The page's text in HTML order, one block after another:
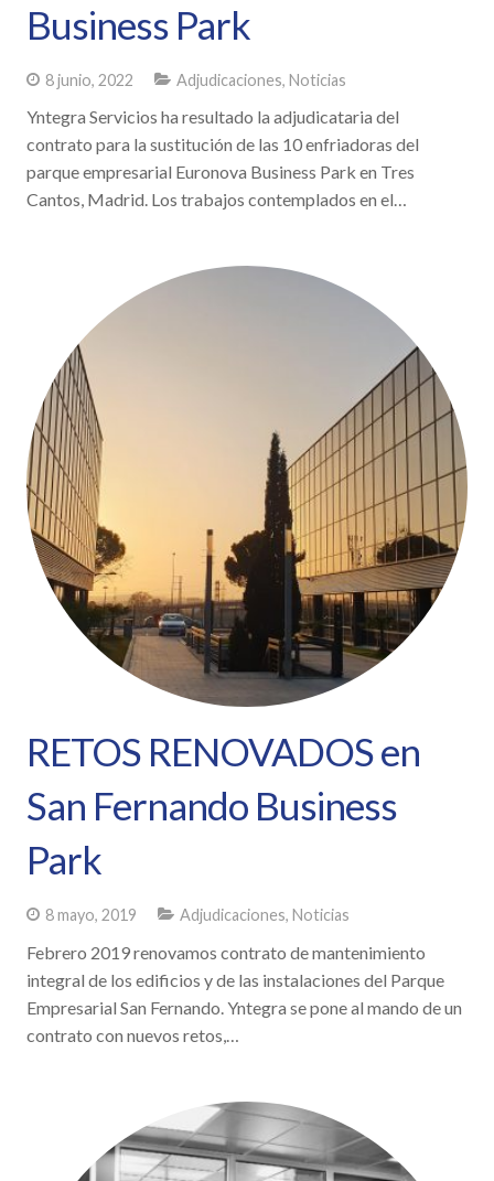
Business Park
8 junio, 2022 Adjudicaciones, Noticias
Yntegra Servicios ha resultado la adjudicataria del
contrato para la sustitución de las 10 enfriadoras del
parque empresarial Euronova Business Park en Tres
Cantos, Madrid. Los trabajos contemplados en el…
RETOS RENOVADOS en
San Fernando Business
Park
8 mayo, 2019 Adjudicaciones, Noticias
Febrero 2019 renovamos contrato de mantenimiento
integral de los edificios y de las instalaciones del Parque
Empresarial San Fernando. Yntegra se pone al mando de un
contrato con nuevos retos,…